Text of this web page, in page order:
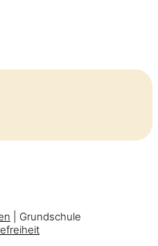
| Grundschule